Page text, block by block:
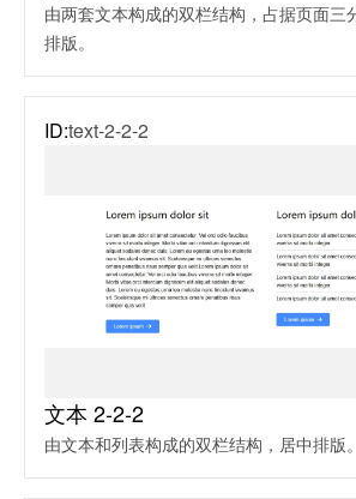
由两套文本构成的双栏结构，占据页面三
排版。
ID:text-2-2-2
文本 2-2-2
由文本和列表构成的双栏结构，居中排版。